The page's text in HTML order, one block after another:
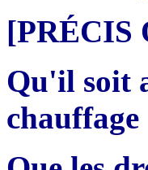
[PRÉCIS
Qu'il soit
chauffage